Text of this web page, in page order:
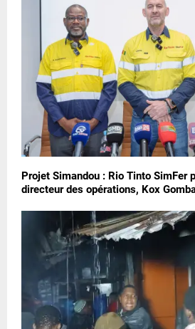
Projet Simandou : Rio Tinto SimFer
directeur des opérations, Kox